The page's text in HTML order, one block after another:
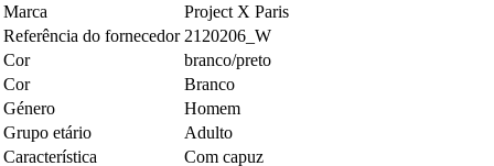
Marca
Project X Paris
Referência do fornecedor 2120206_W
Cor
branco/preto
Cor
Branco
Género
Homem
Grupo etário
Adulto
Característica
Com capuz